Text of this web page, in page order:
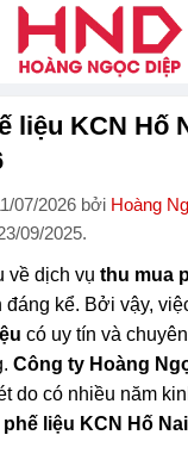
liệu KCN Hố
07/2026 bởi Hoàng
09/2025.
về dịch vụ thu mua
kể. Bởi vậy,
có uy tín và
Công ty Hoàng
do có nhiều năm
liệu KCN Hố Nai